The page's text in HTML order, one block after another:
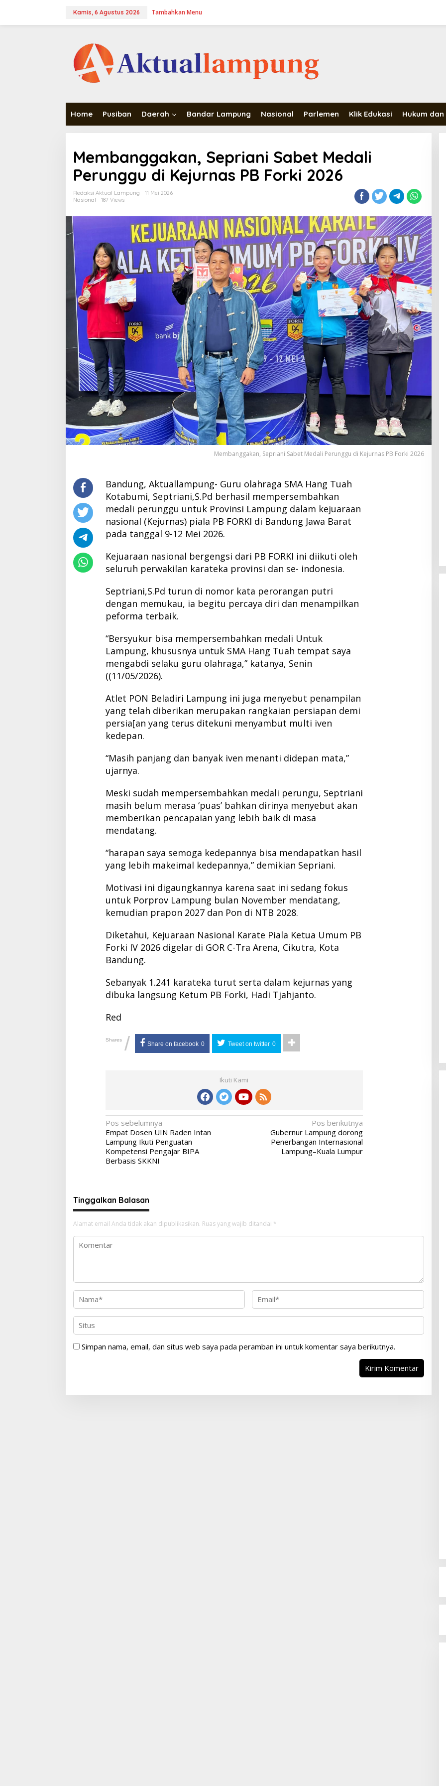
konten
Kamis, 6 Agustus 2026 Tambahkan Menu
Home Pusiban Daerah Bandar Lampung Nasional Parlemen Klik Edukasi Hukum
Membanggakan, Sepriani Sabet Medali
Perunggu di Kejurnas PB Forki 2026
Redaksi Aktual Lampung
11 Mei 2026
Nasional
187 Views
Membanggakan, Sepriani Sabet Medali Perunggu di Kejurnas PB Forki 2026
Bandung, Aktuallampung- Guru olahraga SMA Hang Tuah
Kotabumi, Septriani,S.Pd berhasil mempersembahkan
medali perunggu untuk Provinsi Lampung dalam kejuaraan
nasional (Kejurnas) piala PB FORKI di Bandung Jawa Barat
pada tanggal 9-12 Mei 2026.
Kejuaraan nasional bergengsi dari PB FORKI ini diikuti oleh
seluruh perwakilan karateka provinsi dan se- indonesia.
Septriani,S.Pd turun di nomor kata perorangan putri
dengan memukau, ia begitu percaya diri dan menampilkan
peforma terbaik.
“Bersyukur bisa mempersembahkan medali Untuk
Lampung, khususnya untuk SMA Hang Tuah tempat saya
mengabdi selaku guru olahraga,” katanya, Senin
((11/05/2026).
Atlet PON Beladiri Lampung ini juga menyebut penampilan
yang telah diberikan merupakan rangkaian persiapan demi
persia[an yang terus ditekuni menyambut multi iven
kedepan.
“Masih panjang dan banyak iven menanti didepan mata,”
ujarnya.
Meski sudah mempersembahkan medali perungu, Septriani
masih belum merasa ‘puas’ bahkan dirinya menyebut akan
memberikan pencapaian yang lebih baik di masa
mendatang.
“harapan saya semoga kedepannya bisa mendapatkan hasil
yang lebih makeimal kedepannya,” demikian Sepriani.
Motivasi ini digaungkannya karena saat ini sedang fokus
untuk Porprov Lampung bulan November mendatang,
kemudian prapon 2027 dan Pon di NTB 2028.
Diketahui, Kejuaraan Nasional Karate Piala Ketua Umum PB
Forki IV 2026 digelar di GOR C-Tra Arena, Cikutra, Kota
Bandung.
Sebanyak 1.241 karateka turut serta dalam kejurnas yang
dibuka langsung Ketum PB Forki, Hadi Tjahjanto.
Red
Shares / Share on facebook 0 Tweet on twitter 0
Ikuti Kami
Navigasi
pos
Pos sebelumnya
Empat Dosen UIN Raden Intan
Lampung Ikuti Penguatan
Kompetensi Pengajar BIPA
Berbasis SKKNI
Pos berikutnya
Gubernur Lampung dorong
Penerbangan Internasional
Lampung–Kuala Lumpur
Tinggalkan Balasan
Alamat email Anda tidak akan dipublikasikan. Ruas yang wajib ditandai *
Simpan nama, email, dan situs web saya pada peramban ini untuk komentar saya berikutnya.